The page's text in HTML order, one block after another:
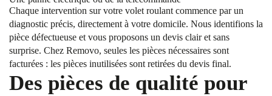
Chaque intervention sur votre volet roulant commence par un
diagnostic précis, directement à votre domicile. Nous identifions la
pièce défectueuse et vous proposons un devis clair et sans
surprise. Chez Removo, seules les pièces nécessaires sont
facturées : les pièces inutilisées sont retirées du devis final.
Des pièces de qualité pour